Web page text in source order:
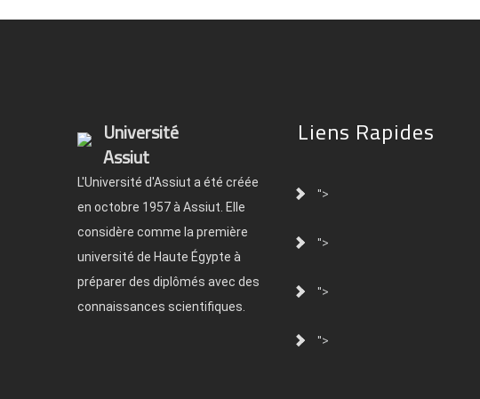
Université
Assiut
L'Université d'Assiut a été créée
en octobre 1957 à Assiut. Elle
considère comme la première
université de Haute Égypte à
préparer des diplômés avec des
connaissances scientifiques.
Liens Rapides
">
">
">
">